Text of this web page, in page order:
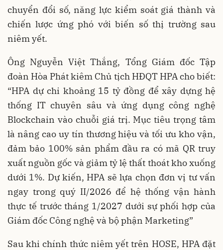
chuyển đổi số, năng lực kiểm soát giá thành và
chiến lược ứng phó với biến số thị trường sau
niêm yết.
Ông Nguyễn Việt Thắng, Tổng Giám đốc Tập
đoàn Hòa Phát kiêm Chủ tịch HĐQT HPA cho biết:
“HPA dự chi khoảng 15 tỷ đồng để xây dựng hệ
thống IT chuyên sâu và ứng dụng công nghệ
Blockchain vào chuỗi giá trị. Mục tiêu trọng tâm
là nâng cao uy tín thương hiệu và tối ưu kho vận,
đảm bảo 100% sản phẩm đầu ra có mã QR truy
xuất nguồn gốc và giảm tỷ lệ thất thoát kho xuống
dưới 1%. Dự kiến, HPA sẽ lựa chọn đơn vị tư vấn
ngay trong quý II/2026 để hệ thống vận hành
thực tế trước tháng 1/2027 dưới sự phối hợp của
Giám đốc Công nghệ và bộ phận Marketing”
Sau khi chính thức niêm yết trên HOSE, HPA đặt